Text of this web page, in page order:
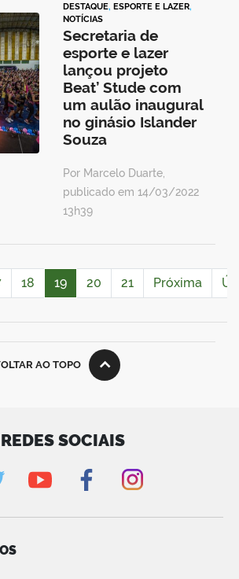
DESTAQUE, ESPORTE E LAZER,
NOTÍCIAS
Secretaria de
esporte e lazer
lançou projeto
Beat’ Stude com
um aulão inaugural
no ginásio Islander
Souza
Por Marcelo Duarte,
publicado em 14/03/2022
13h39
18 19 20 21 Próxima
AO TOPO
REDES SOCIAIS